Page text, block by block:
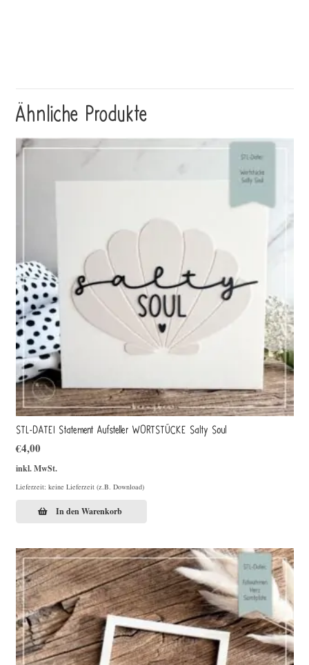
Ähnliche Produkte
STL-DATEI Statement Aufsteller WORTSTÜCKE Salty Soul
€4,00
inkl. MwSt.
Lieferzeit: keine Lieferzeit (z.B. Download)
In den Warenkorb